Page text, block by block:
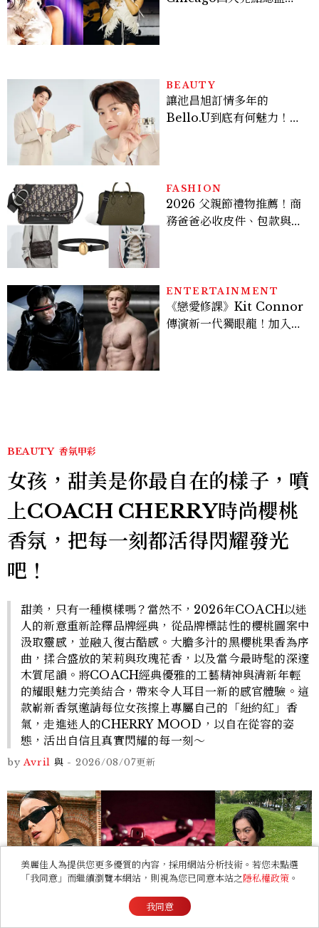
BEAUTY
讓池昌旭訂情多年的
Bello.U到底有何魅力！揭
倦感，超神！
FASHION
2026 父親節禮物推薦！商
務爸爸必收皮件、包款與鞋
ENTERTAINMENT
《戀愛修課》Kit Connor
傳演新一代獨眼龍！加入新
BEAUTY 香氛甲彩
女孩，甜美是你最自在的樣子，噴
上COACH CHERRY時尚櫻桃
香氛，把每一刻都活得閃耀發光
吧！
甜美，只有一種模樣嗎？當然不，2026年COACH以迷
人的新意重新詮釋品牌經典，從品牌標誌性的櫻桃圖案中
汲取靈感，並融入復古酷感。大膽多汁的黑櫻桃果香為序
曲，揉合盛放的茉莉與玫瑰花香，以及當今最時髦的深邃
木質尾韻。將COACH經典優雅的工藝精神與清新年輕
的耀眼魅力完美結合，帶來令人耳目一新的感官體驗。這
款嶄新香氛邀請每位女孩擦上專屬自己的「紐約紅」香
氣，走進迷人的CHERRY MOOD，以自在從容的姿
態，活出自信且真實閃耀的每一刻～
by Avril 與 - 2026/08/07更新
美麗佳人為提供您更多優質的內容，採用網站分析技術。若您未點選
「我同意」而繼續瀏覽本網站，則視為您已同意本站之隱私權政策 。
我同意